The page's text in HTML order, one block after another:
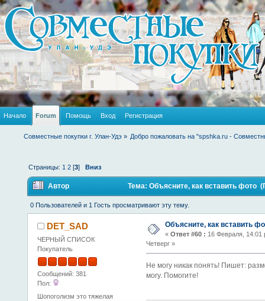
Начало Forum Помощь Вход Регистрация
Совместные покупки г. Улан-Удэ » Добро пожаловать на "spshka.ru -
Страницы: 1 2 [3]Вниз
Автор Тема: Объясните, как вставить фото
0 Пользователей и 1 Гость просматривают эту тему.
DET_SAD
ЧЕРНЫЙ СПИСОК
Покупатель
Сообщений: 381
Пол:
Шопоголизм это тяжелая
Объясните, как вставить
« Ответ #60 : 16 Февраля, 14:01
Четверг »
Не могу никак понять! Пишет:
могу. Помогите!